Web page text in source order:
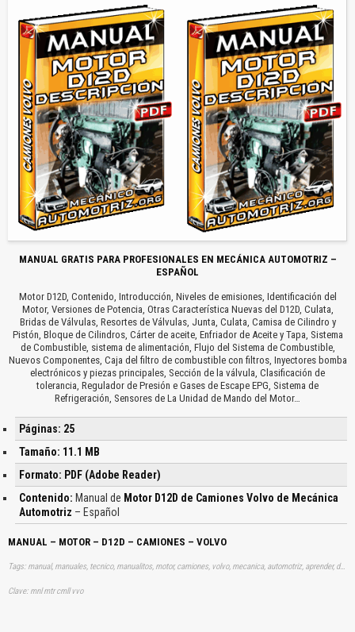
MANUAL GRATIS PARA PROFESIONALES EN MECÁNICA AUTOMOTRIZ –
ESPAÑOL
Motor D12D, Contenido, Introducción, Niveles de emisiones, Identificación del
Motor, Versiones de Potencia, Otras Característica Nuevas del D12D, Culata,
Bridas de Válvulas, Resortes de Válvulas, Junta, Culata, Camisa de Cilindro y
Pistón, Bloque de Cilindros, Cárter de aceite, Enfriador de Aceite y Tapa, Sistema
de Combustible, sistema de alimentación, Flujo del Sistema de Combustible,
Nuevos Componentes, Caja del filtro de combustible con filtros, Inyectores bomba
electrónicos y piezas principales, Sección de la válvula, Clasificación de
tolerancia, Regulador de Presión e Gases de Escape EPG, Sistema de
Refrigeración, Sensores de La Unidad de Mando del Motor…
Páginas: 25
Tamaño: 11.1 MB
Formato: PDF (Adobe Reader)
Contenido: Manual de Motor D12D de Camiones Volvo de Mecánica
Automotriz – Español
MANUAL – MOTOR – D12D – CAMIONES – VOLVO
Tags: manual, manuales, tecnico, manualitos, motor, camiones, volvo, mecanica, automotriz, aprender, descargas
Clave: mnl mtr cmll vvo